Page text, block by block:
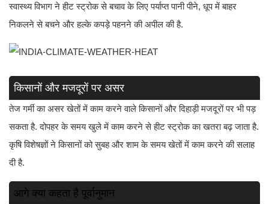
स्वास्थ्य विभाग ने हीट स्ट्रोक से बचाव के लिए पर्याप्त पानी पीने, धूप में बाहर
निकलने से बचने और हल्के कपड़े पहनने की अपील की है.
किसानों और मजदूरों पर असर
तेज गर्मी का असर खेतों में काम करने वाले किसानों और दिहाड़ी मजदूरों पर भी पड़
सकता है. दोपहर के समय खुले में काम करने से हीट स्ट्रोक का खतरा बढ़ जाता है.
कृषि विशेषज्ञों ने किसानों को सुबह और शाम के समय खेतों में काम करने की सलाह
दी है.
आगे क्या कहता है पूर्वानुमान